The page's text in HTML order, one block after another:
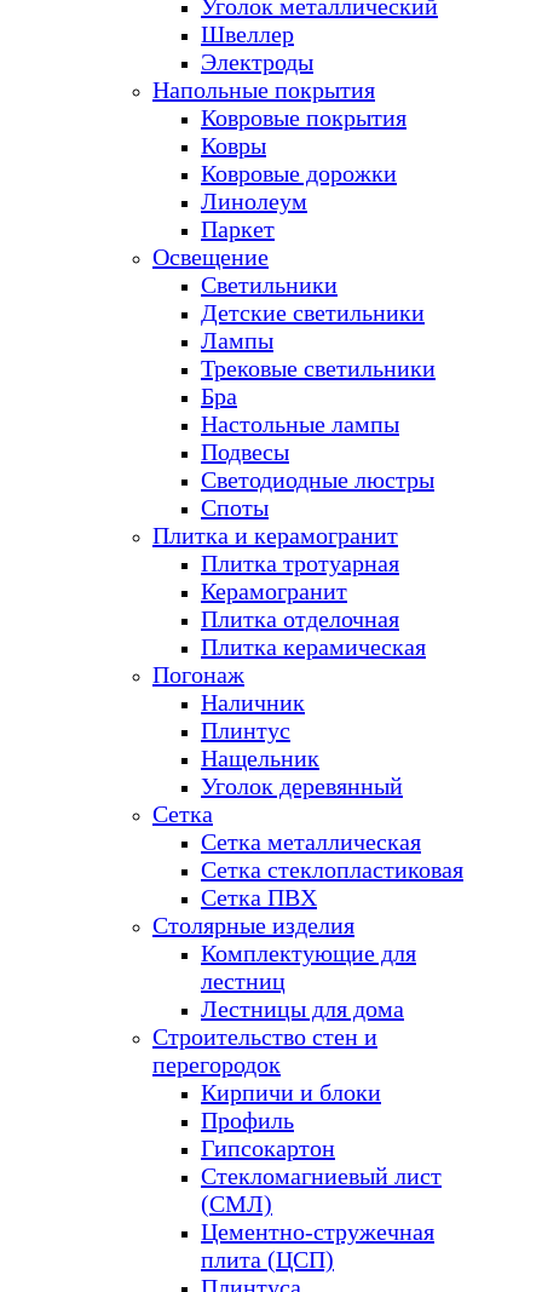
Уголок металлический
Швеллер
Электроды
Напольные покрытия
Ковровые покрытия
Ковры
Ковровые дорожки
Линолеум
Паркет
Освещение
Светильники
Детские светильники
Лампы
Трековые светильники
Бра
Настольные лампы
Подвесы
Светодиодные люстры
Споты
Плитка и керамогранит
Плитка тротуарная
Керамогранит
Плитка отделочная
Плитка керамическая
Погонаж
Наличник
Плинтус
Нащельник
Уголок деревянный
Сетка
Сетка металлическая
Сетка стеклопластиковая
Сетка ПВХ
Столярные изделия
Комплектующие для
лестниц
Лестницы для дома
Строительство стен и
перегородок
Кирпичи и блоки
Профиль
Гипсокартон
Стекломагниевый лист
(СМЛ)
Цементно-стружечная
плита (ЦСП)